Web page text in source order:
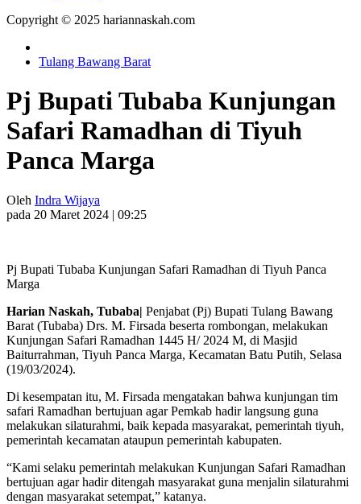
Copyright © 2025 hariannaskah.com
Tulang Bawang Barat
Pj Bupati Tubaba Kunjungan
Safari Ramadhan di Tiyuh
Panca Marga
Oleh Indra Wijaya
pada 20 Maret 2024 | 09:25
Pj Bupati Tubaba Kunjungan Safari Ramadhan di Tiyuh Panca
Marga
Harian Naskah, Tubaba| Penjabat (Pj) Bupati Tulang Bawang
Barat (Tubaba) Drs. M. Firsada beserta rombongan, melakukan
Kunjungan Safari Ramadhan 1445 H/ 2024 M, di Masjid
Baiturrahman, Tiyuh Panca Marga, Kecamatan Batu Putih, Selasa
(19/03/2024).
Di kesempatan itu, M. Firsada mengatakan bahwa kunjungan tim
safari Ramadhan bertujuan agar Pemkab hadir langsung guna
melakukan silaturahmi, baik kepada masyarakat, pemerintah tiyuh,
pemerintah kecamatan ataupun pemerintah kabupaten.
“Kami selaku pemerintah melakukan Kunjungan Safari Ramadhan
bertujuan agar hadir ditengah masyarakat guna menjalin silaturahmi
dengan masyarakat setempat,” katanya.